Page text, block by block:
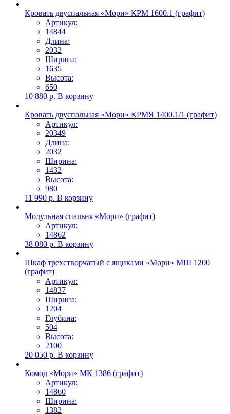
Кровать двуспальная «Мори» КРМ 1600.1 (графит)
Артикул:
14844
Длина:
2032
Ширина:
1635
Высота:
650
10 880 р. В корзину
Кровать двуспальная «Мори» КРМЯ 1400.1/1 (графит)
Артикул:
20349
Длина:
2032
Ширина:
1432
Высота:
980
11 990 р. В корзину
Модульная спальня «Мори» (графит)
Артикул:
14862
38 080 р. В корзину
Шкаф трехстворчатый с ящиками «Мори» МШ 1200
(графит)
Артикул:
14837
Ширина:
1204
Глубина:
504
Высота:
2100
20 050 р. В корзину
Комод «Мори» МК 1386 (графит)
Артикул:
14860
Ширина:
1382